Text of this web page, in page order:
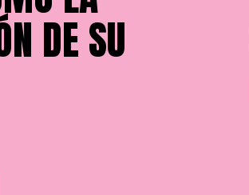
DE SU